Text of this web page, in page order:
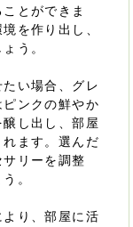
とができま
を作り出し、
う。
い場合、グレ
ンクの鮮やか
し出し、部屋
ます。選んだ
リーを調整
。
り、部屋に活